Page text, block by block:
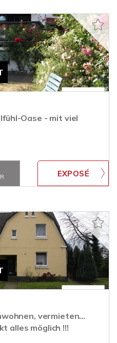
Oase - mit viel
vermieten...
alles möglich !!!